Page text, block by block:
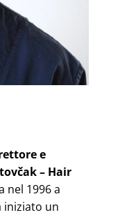
e
– Hair
nel 1996 a
iniziato un